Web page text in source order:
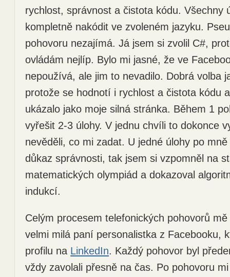
rychlost, správnost a čistota kódu. Všechny
kompletně nakódit ve zvoleném jazyku.
pohovoru nezajímá. Já jsem si zvolil C#,
ovládám nejlíp. Bylo mi jasné, že ve
nepoužívá, ale jim to nevadilo. Dobrá volba
protože se hodnotí i rychlost a čistota kódu
ukázalo jako moje silná stránka. Během 1
vyřešit 2-3 úlohy. V jednu chvíli to dokonce
nevěděli, co mi zadat. U jedné úlohy po
důkaz správnosti, tak jsem si vzpomněl na
matematických olympiád a dokazoval
indukcí.
Celým procesem telefonických pohovorů
velmi milá paní personalistka z Facebooku,
profilu na LinkedIn. Každý pohovor byl
vždy zavolali přesně na čas. Po pohovoru